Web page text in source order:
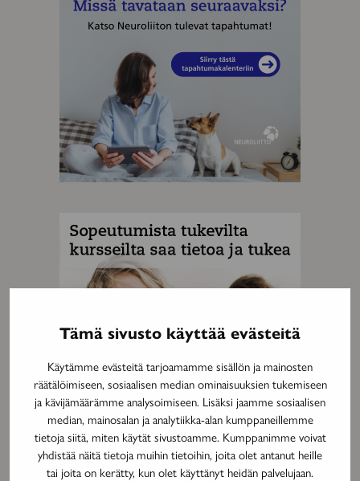
Tämä sivusto käyttää evästeitä
Käytämme evästeitä tarjoamamme sisällön ja mainosten
räätälöimiseen, sosiaalisen median ominaisuuksien tukemiseen
ja kävijämäärämme analysoimiseen. Lisäksi jaamme sosiaalisen
median, mainosalan ja analytiikka-alan kumppaneillemme
tietoja siitä, miten käytät sivustoamme. Kumppanimme voivat
yhdistää näitä tietoja muihin tietoihin, joita olet antanut heille
tai joita on kerätty, kun olet käyttänyt heidän palvelujaan.
MAINOS